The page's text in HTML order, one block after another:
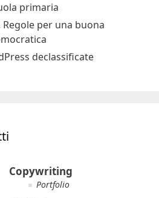
primaria
per una buona
declassificate
Copywriting
Portfolio